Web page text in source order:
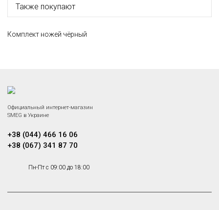
Также покупают
Комплект ножей чёрный
Официальный интернет-магазин
SMEG в Украине
+38 (044) 466 16 06
+38 (067) 341 87 70
Пн-Пт с 09:00 до 18:00